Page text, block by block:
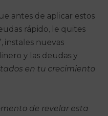
antes de aplicar estos
rápido, le quites
instales nuevas
y las deudas y
en tu crecimiento
de revelar esta